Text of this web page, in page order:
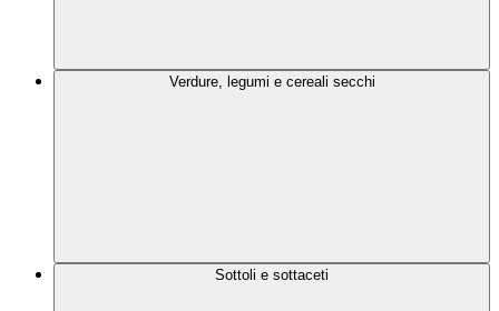
Verdure, legumi e cereali secchi
Sottoli e sottaceti